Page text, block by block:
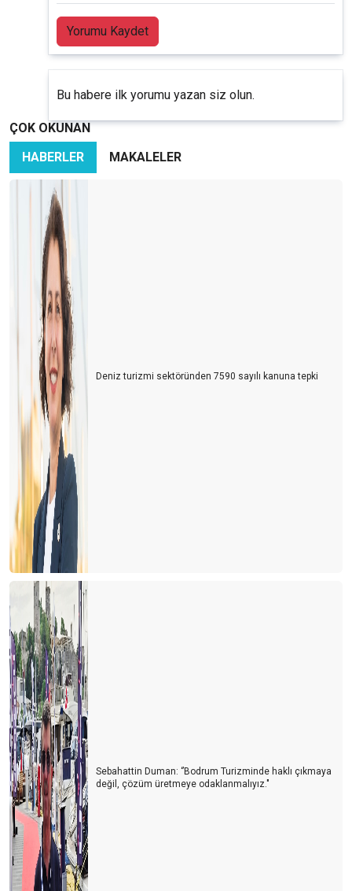
Yorumu Kaydet
Bu habere ilk yorumu yazan siz olun.
ÇOK OKUNAN
HABERLER
MAKALELER
Deniz turizmi sektöründen 7590 sayılı kanuna tepki
Sebahattin Duman: ‘’Bodrum Turizminde haklı çıkmaya
değil, çözüm üretmeye odaklanmalıyız."